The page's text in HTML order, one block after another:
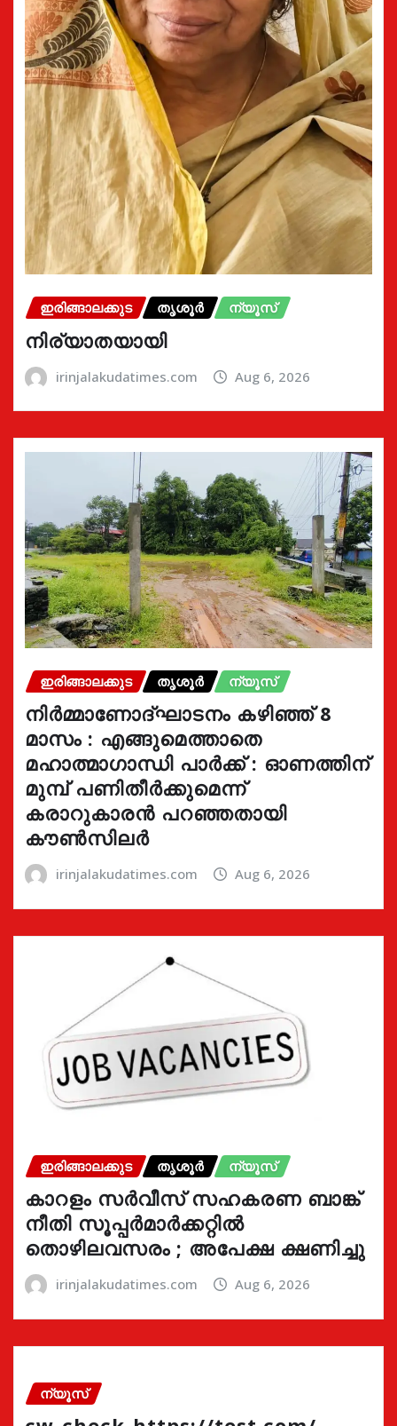
ഇരിങ്ങാലക്കുട തൃശൂർ ന്യൂസ്
നിര്യാതയായി
irinjalakudatimes.com Aug 6, 2026
ഇരിങ്ങാലക്കുട തൃശൂർ ന്യൂസ്
നിർമ്മാണോദ്ഘാടനം കഴിഞ്ഞ് 8
മാസം : എങ്ങുമെത്താതെ
മഹാത്മാഗാന്ധി പാർക്ക് : ഓണത്തിന്
മുമ്പ് പണിതീർക്കുമെന്ന്
കരാറുകാരൻ പറഞ്ഞതായി
കൗൺസിലർ
irinjalakudatimes.com Aug 6, 2026
ഇരിങ്ങാലക്കുട തൃശൂർ ന്യൂസ്
കാറളം സർവീസ് സഹകരണ ബാങ്ക്
നീതി സൂപ്പർമാർക്കറ്റിൽ
തൊഴിലവസരം ; അപേക്ഷ ക്ഷണിച്ചു
irinjalakudatimes.com Aug 6, 2026
ന്യൂസ്